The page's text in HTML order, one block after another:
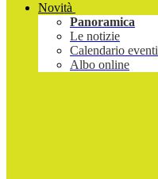
Novità
Panoramica
Le notizie
Calendario eventi
Albo online